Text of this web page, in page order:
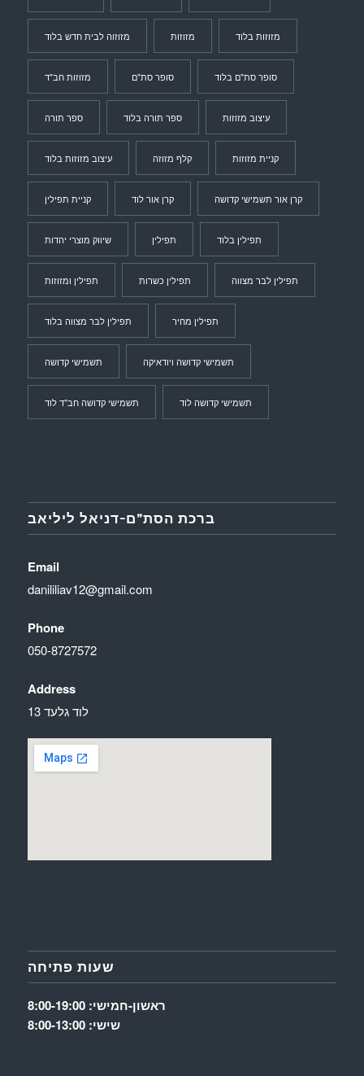
מזוזוה לבית חדש בלוד מזוזות מזוזות בלוד
מזוזות חב"ד סופר סת"ם סופר סת"ם בלוד
ספר תורה ספר תורה בלוד עיצוב מזוזות
עיצוב מזוזות בלוד קלף מזוזה קניית מזוזות
קניית תפילין קרן אור לוד קרן אור תשמישי קדושה
שיווק מוצרי יהדות תפילין תפילין בלוד
תפילין ומזוזות תפילין כשרות תפילין לבר מצווה
תפילין לבר מצווה בלוד תפילין מחיר
תשמישי קדושה תשמישי קדושה ויודאיקה
תשמישי קדושה חב"ד לוד תשמישי קדושה לוד
ברכת הסת”ם-דניאל ליליאב
Email
danililiav12@gmail.com
Phone
050-8727572
Address
לוד גלעד 13
שעות פתיחה
ראשון-חמישי: 8:00-19:00
שישי: 8:00-13:00